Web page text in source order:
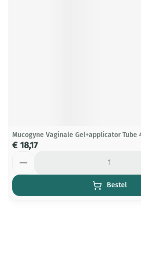
Mucogyne Vaginale Gel+applicator Tube
€ 18,17
Bestel